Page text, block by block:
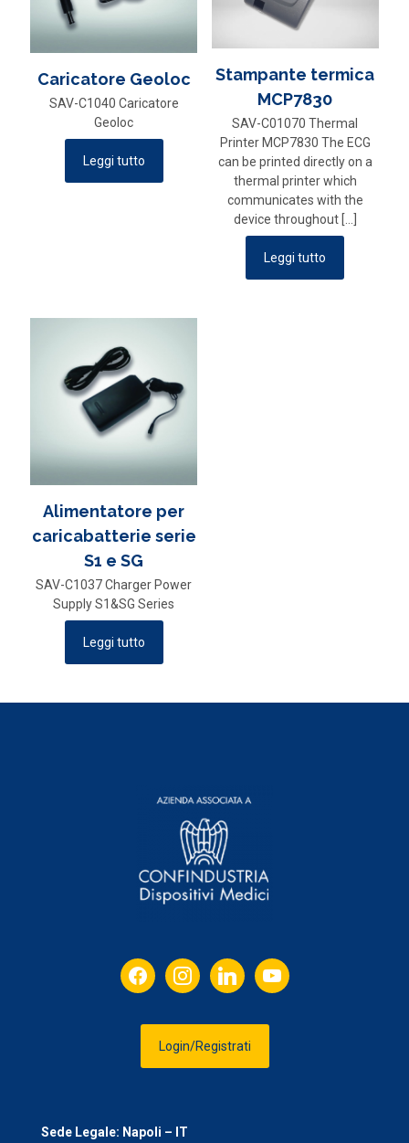
Caricatore Geoloc
SAV-C1040 Caricatore
Geoloc
Leggi tutto
Stampante termica
MCP7830
SAV-C01070 Thermal
Printer MCP7830 The ECG
can be printed directly on a
thermal printer which
communicates with the
device throughout[…]
Leggi tutto
Alimentatore per
caricabatterie serie
S1 e SG
SAV-C1037 Charger Power
Supply S1&SG Series
Leggi tutto
facebookinstagramlinkedin youtube
Login/Registrati
Sede Legale: Napoli – IT